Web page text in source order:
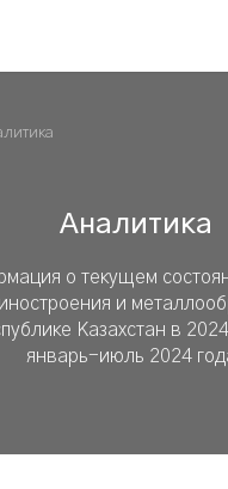
Аналитика
о текущем
и
Казахстан в
январь-июль 2024